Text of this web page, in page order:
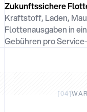
Zukunftssichere
Kraftstoff, Laden,
Flottenausgaben in
Gebühren pro
[04]